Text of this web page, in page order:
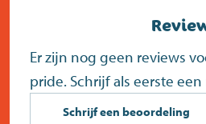
Er zijn nog geen reviews
pride. Schrijf als eerste
Schrijf een beoordeling